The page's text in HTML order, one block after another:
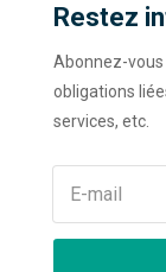
Restez
Abonnez-vous
obligations
services, etc.